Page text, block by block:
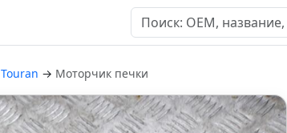
Touran → Моторчик печки